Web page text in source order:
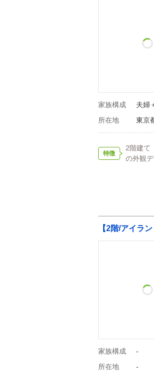
家族構成
夫婦
所在地
東京
特徴
2階建
の外観
【2階/アイラ
家族構成
-
所在地
-